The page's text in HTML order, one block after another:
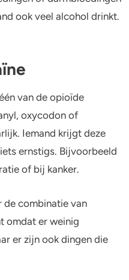
ook veel alcohol drinkt.
van de opioïde
oxycodon of
Iemand krijgt deze
ernstigs. Bijvoorbeeld
of bij kanker.
de combinatie van
omdat er weinig
er zijn ook dingen die